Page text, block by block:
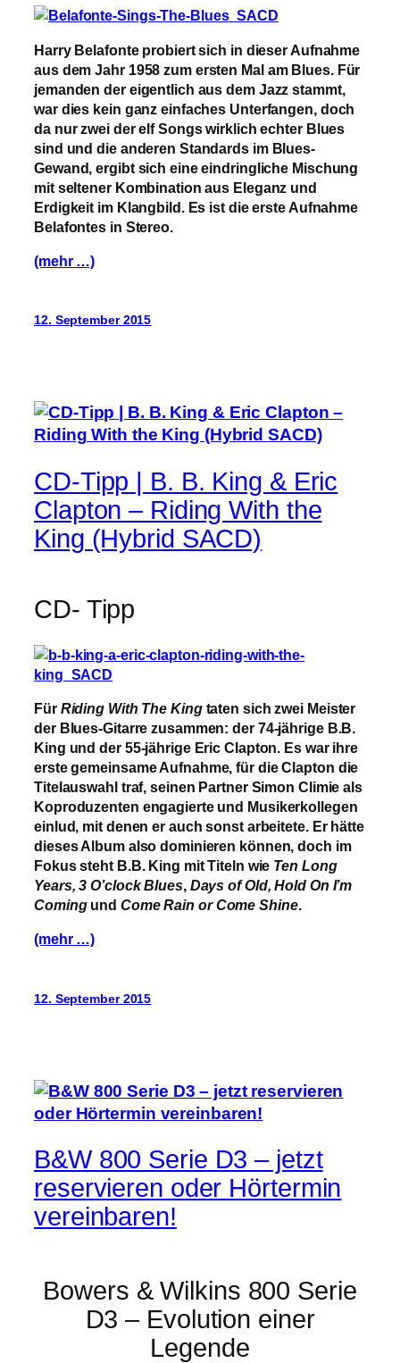
Harry Belafonte probiert sich in dieser Aufnahme
aus dem Jahr 1958 zum ersten Mal am Blues. Für
jemanden der eigentlich aus dem Jazz stammt,
war dies kein ganz einfaches Unterfangen, doch
da nur zwei der elf Songs wirklich echter Blues
sind und die anderen Standards im Blues-
Gewand, ergibt sich eine eindringliche Mischung
mit seltener Kombination aus Eleganz und
Erdigkeit im Klangbild. Es ist die erste Aufnahme
Belafontes in Stereo.
(mehr …)
12. September 2015
CD-Tipp | B. B. King & Eric
Clapton – Riding With the
King (Hybrid SACD)
CD- Tipp
Für Riding With The Kingtaten sich zwei Meister
der Blues-Gitarre zusammen: der 74-jährige B.B.
King und der 55-jährige Eric Clapton. Es war ihre
erste gemeinsame Aufnahme, für die Clapton die
Titelauswahl traf, seinen Partner Simon Climie als
Koproduzenten engagierte und Musikerkollegen
einlud, mit denen er auch sonst arbeitete. Er hätte
dieses Album also dominieren können, doch im
Fokus steht B.B. King mit Titeln wie Ten Long
Years, 3 O’clock Blues, Days of Old, Hold On I’m
Comingund Come Rain or Come Shine.
(mehr …)
12. September 2015
B&W 800 Serie D3 – jetzt
reservieren oder Hörtermin
vereinbaren!
Bowers & Wilkins 800 Serie
D3 – Evolution einer
Legende